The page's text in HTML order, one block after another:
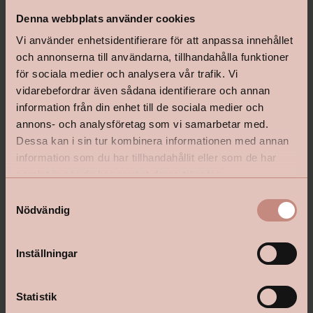
Denna webbplats använder cookies
Vi använder enhetsidentifierare för att anpassa innehållet
och annonserna till användarna, tillhandahålla funktioner
för sociala medier och analysera vår trafik. Vi
vidarebefordrar även sådana identifierare och annan
information från din enhet till de sociala medier och
annons- och analysföretag som vi samarbetar med.
Dessa kan i sin tur kombinera informationen med annan
information som du har tillhandahållit eller som de har
Nödvändig
Inställningar
Statistik